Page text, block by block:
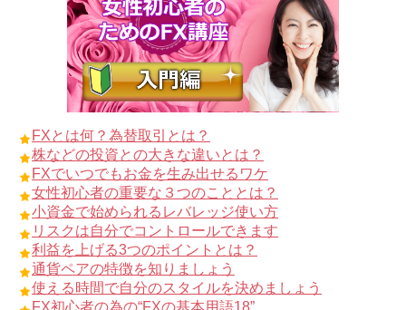
FXとは何？為替取引とは？
株などの投資との大きな違いとは？
FXでいつでもお金を生み出せるワケ
女性初心者の重要な３つのこととは？
小資金で始められるレバレッジ使い方
リスクは自分でコントロールできます
利益を上げる3つのポイントとは？
通貨ペアの特徴を知りましょう
使える時間で自分のスタイルを決めましょう
FX初心者の為の“FXの基本用語18”